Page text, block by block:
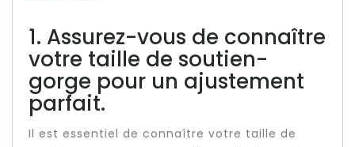
1. Assurez-vous de connaître
votre taille de soutien-
gorge pour un ajustement
parfait.
Il est essentiel de connaître votre taille de